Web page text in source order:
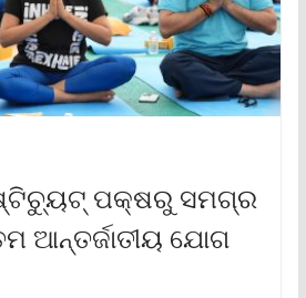
ପକ୍ଷରୁ ସମଗ୍ର
ଆନ୍ତର୍ଜାତୀୟ ଯୋଗ